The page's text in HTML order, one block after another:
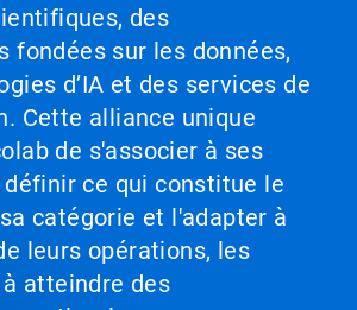
des
fondées sur les données,
d’IA et des services de
Cette alliance unique
de s'associer à ses
ce qui constitue le
catégorie et l'adapter à
leurs opérations, les
atteindre des